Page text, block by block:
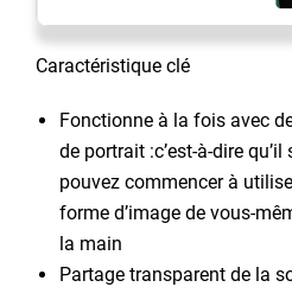
Caractéristique clé
Fonctionne à la fois avec
de portrait :c’est-à-dire
pouvez commencer à
forme d’image de vous-
la main
Partage transparent de la